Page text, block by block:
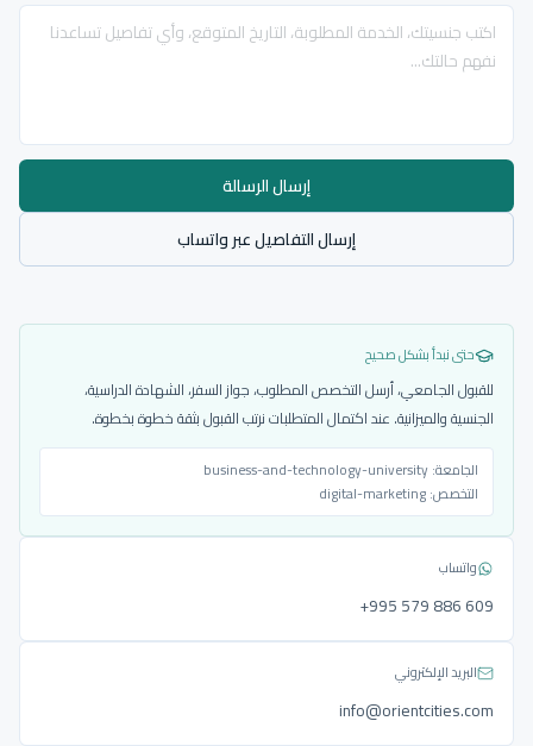
إرسال الرسالة
إرسال التفاصيل عبر واتساب
حتى نبدأ بشكل صحيح
للقبول الجامعي، أرسل التخصص المطلوب، جواز السفر، الشهادة الدراسية،
الجنسية والميزانية. عند اكتمال المتطلبات نرتب القبول بثقة خطوة بخطوة.
الجامعة:business-and-technology-university
التخصص:digital-marketing
واتساب
‎+995 579 886 609
البريد الإلكتروني
info@orientcities.com